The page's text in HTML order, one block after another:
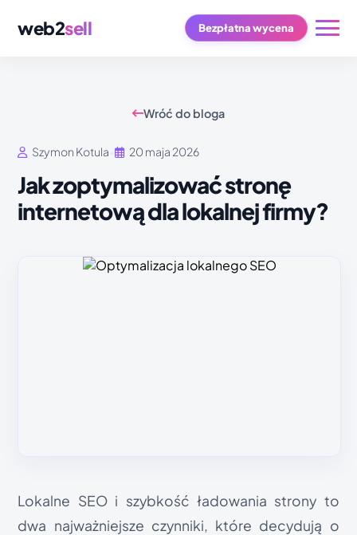
web2sell Bezpłatna wycena
Wróć do bloga
Szymon Kotula • 20 maja 2026
Jak zoptymalizować stronę
internetową dla lokalnej firmy?
Lokalne SEO i szybkość ładowania strony to
dwa najważniejsze czynniki, które decydują o